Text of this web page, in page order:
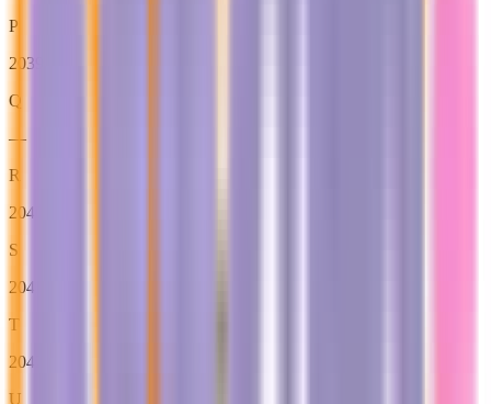
P
2039
Q
—
R
2040
S
2041
T
2042
U